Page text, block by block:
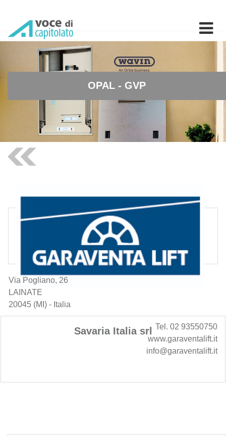
OPAL - GVP
Savaria Italia srl
Via Pogliano, 26
LAINATE
20045 (MI) - Italia
Tel. 02 93550750
www.garaventalift.it
info@garaventalift.it